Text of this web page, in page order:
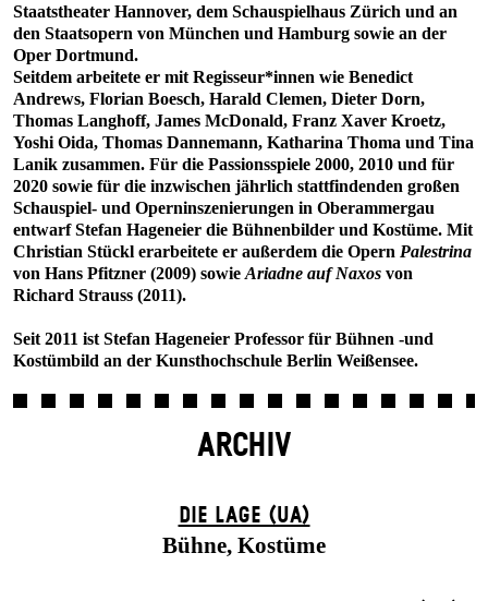
Staatstheater Hannover, dem Schauspielhaus Zürich und an
den Staatsopern von München und Hamburg sowie an der
Oper Dortmund.
Seitdem arbeitete er mit Regisseur*innen wie Benedict
Andrews, Florian Boesch, Harald Clemen, Dieter Dorn,
Thomas Langhoff, James McDonald, Franz Xaver Kroetz,
Yoshi Oida, Thomas Dannemann, Katharina Thoma und Tina
Lanik zusammen. Für die Passionsspiele 2000, 2010 und für
2020 sowie für die inzwischen jährlich stattfindenden großen
Schauspiel- und Operninszenierungen in Oberammergau
entwarf Stefan Hageneier die Bühnenbilder und Kostüme. Mit
Christian Stückl erarbeitete er außerdem die Opern Palestrina
von Hans Pfitzner (2009) sowie Ariadne auf Naxos von
Richard Strauss (2011).
Seit 2011 ist Stefan Hageneier Professor für Bühnen -und
Kostümbild an der Kunsthochschule Berlin Weißensee.
ARCHIV
DIE LAGE (UA)
Bühne, Kostüme